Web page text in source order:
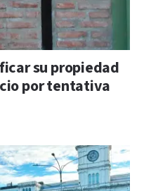
su propiedad
por tentativa